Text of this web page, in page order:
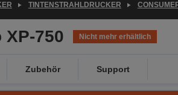
TINTENSTRAHLDRUCKER
750 Nicht mehr erhältlich
Zubehör Support